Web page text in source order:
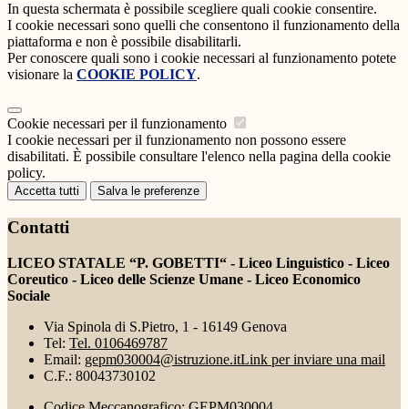
In questa schermata è possibile scegliere quali cookie consentire.
I cookie necessari sono quelli che consentono il funzionamento della
piattaforma e non è possibile disabilitarli.
Per conoscere quali sono i cookie necessari al funzionamento potete
visionare la COOKIE POLICY.
Cookie necessari per il funzionamento
I cookie necessari per il funzionamento non possono essere
disabilitati. È possibile consultare l'elenco nella pagina della cookie
policy.
Accetta tutti Salva le preferenze
Contatti
LICEO STATALE “P. GOBETTI“ - Liceo Linguistico - Liceo
Coreutico - Liceo delle Scienze Umane - Liceo Economico
Sociale
Via Spinola di S.Pietro, 1 - 16149 Genova
Tel: Tel. 0106469787
Email: gepm030004@istruzione.itLink per inviare una mail
C.F.: 80043730102